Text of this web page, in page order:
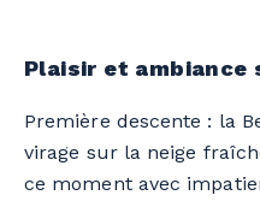
Plaisir et ambiance
Première descente : la
virage sur la neige
ce moment avec